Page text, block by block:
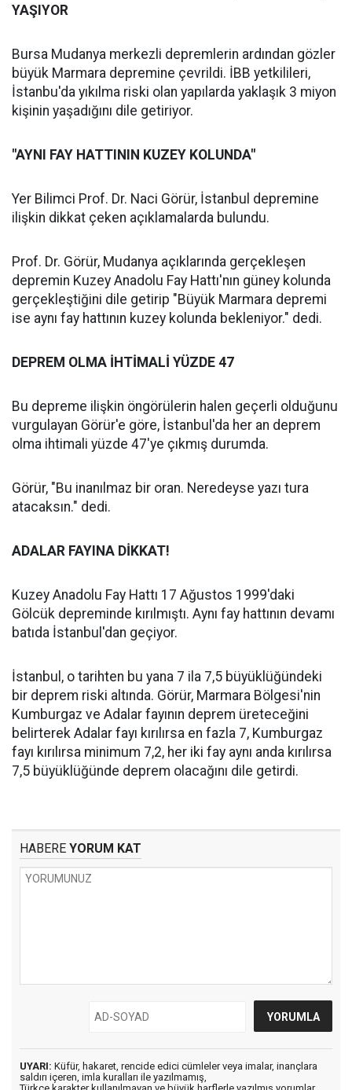
YAŞIYOR
Bursa Mudanya merkezli depremlerin ardından gözler
büyük Marmara depremine çevrildi. İBB yetkilileri,
İstanbu'da yıkılma riski olan yapılarda yaklaşık 3 miyon
kişinin yaşadığını dile getiriyor.
"AYNI FAY HATTININ KUZEY KOLUNDA"
Yer Bilimci Prof. Dr. Naci Görür, İstanbul depremine
ilişkin dikkat çeken açıklamalarda bulundu.
Prof. Dr. Görür, Mudanya açıklarında gerçekleşen
depremin Kuzey Anadolu Fay Hattı'nın güney kolunda
gerçekleştiğini dile getirip "Büyük Marmara depremi
ise aynı fay hattının kuzey kolunda bekleniyor." dedi.
DEPREM OLMA İHTİMALİ YÜZDE 47
Bu depreme ilişkin öngörülerin halen geçerli olduğunu
vurgulayan Görür'e göre, İstanbul'da her an deprem
olma ihtimali yüzde 47'ye çıkmış durumda.
Görür, "Bu inanılmaz bir oran. Neredeyse yazı tura
atacaksın." dedi.
ADALAR FAYINA DİKKAT!
Kuzey Anadolu Fay Hattı 17 Ağustos 1999'daki
Gölcük depreminde kırılmıştı. Aynı fay hattının devamı
batıda İstanbul'dan geçiyor.
İstanbul, o tarihten bu yana 7 ila 7,5 büyüklüğündeki
bir deprem riski altında. Görür, Marmara Bölgesi'nin
Kumburgaz ve Adalar fayının deprem üreteceğini
belirterek Adalar fayı kırılırsa en fazla 7, Kumburgaz
fayı kırılırsa minimum 7,2, her iki fay aynı anda kırılırsa
7,5 büyüklüğünde deprem olacağını dile getirdi.
HABERE YORUM KAT
UYARI: Küfür, hakaret, rencide edici cümleler veya imalar, inançlara
saldırı içeren, imla kuralları ile yazılmamış,